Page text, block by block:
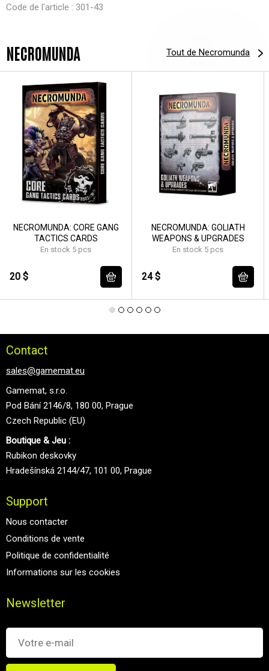
Code de l'article : 301-43
NECROMUNDA Tout de Necromunda
NECROMUNDA: CORE GANG
TACTICS CARDS
En stock 5 pcs
20 $
NECROMUNDA: GOLIATH
WEAPONS & UPGRADES
En stock 5 pcs
24 $
Contact
sales@gamemat.eu
Gamemat, s.r.o.
Pod Bání 2146/8, 180 00, Prague
Czech Republic (EU)
Boutique & Jeu :
Rubikon deskovky
Hradešínská 2144/47, 101 00, Prague
Support
Nous contacter
Conditions de vente
Politique de confidentialité
Informations sur les cookies
Newsletter